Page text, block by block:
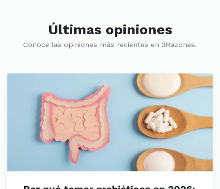
Últimas opiniones
Conoce las opiniones más recientes en 3Razones.